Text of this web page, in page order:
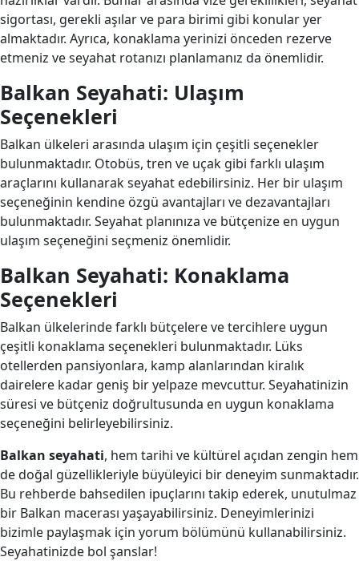
sigortası, gerekli aşılar ve para birimi gibi konular yer
almaktadır. Ayrıca, konaklama yerinizi önceden rezerve
etmeniz ve seyahat rotanızı planlamanız da önemlidir.
Balkan Seyahati: Ulaşım
Seçenekleri
Balkan ülkeleri arasında ulaşım için çeşitli seçenekler
bulunmaktadır. Otobüs, tren ve uçak gibi farklı ulaşım
araçlarını kullanarak seyahat edebilirsiniz. Her bir ulaşım
seçeneğinin kendine özgü avantajları ve dezavantajları
bulunmaktadır. Seyahat planınıza ve bütçenize en uygun
ulaşım seçeneğini seçmeniz önemlidir.
Balkan Seyahati: Konaklama
Seçenekleri
Balkan ülkelerinde farklı bütçelere ve tercihlere uygun
çeşitli konaklama seçenekleri bulunmaktadır. Lüks
otellerden pansiyonlara, kamp alanlarından kiralık
dairelere kadar geniş bir yelpaze mevcuttur. Seyahatinizin
süresi ve bütçeniz doğrultusunda en uygun konaklama
seçeneğini belirleyebilirsiniz.
Balkan seyahati, hem tarihi ve kültürel açıdan zengin hem
de doğal güzellikleriyle büyüleyici bir deneyim sunmaktadır.
Bu rehberde bahsedilen ipuçlarını takip ederek, unutulmaz
bir Balkan macerası yaşayabilirsiniz. Deneyimlerinizi
bizimle paylaşmak için yorum bölümünü kullanabilirsiniz.
Seyahatinizde bol şanslar!